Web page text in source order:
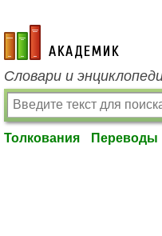
academic.ru
Словари и
Толкования Переводы